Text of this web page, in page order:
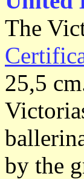
The
25,5
by the